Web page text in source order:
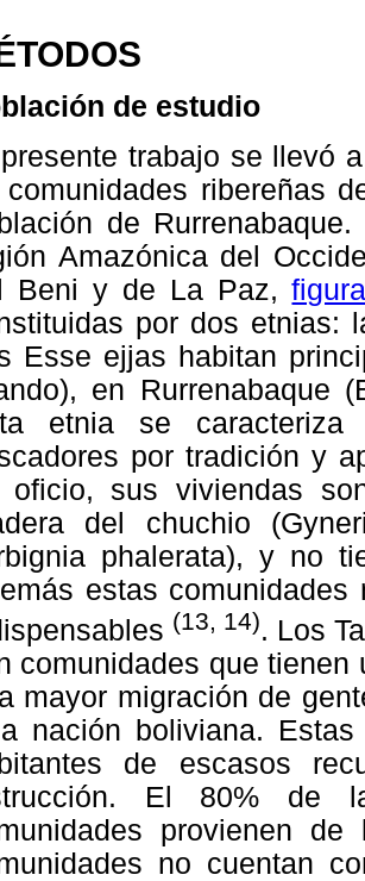
de estudio
trabajo se llevó
comunidades ribereñas
de
Amazónica del
Beni y de La Paz,
por dos etnias:
Esse ejjas habitan
en Rurrenabaque
etnia se
por tradición y
oficio, sus viviendas
del chuchio
phalerata), y no
estas
(13, 14). Los
comunidades que
mayor migración de
nación boliviana. Estas
de escasos
El 80% de
provienen
no cuentan